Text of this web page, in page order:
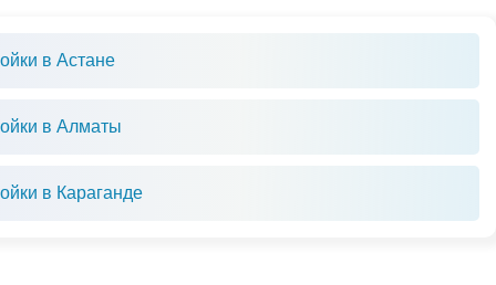
в Астане
в Алматы
в Караганде